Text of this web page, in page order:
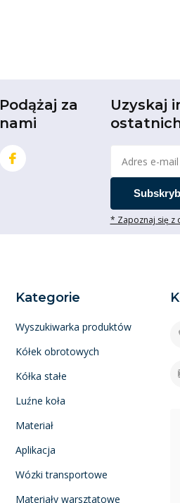
Podążaj za
nami
Uzyskaj
* Zapoznaj się z
Kategorie
Wyszukiwarka produktów
Kółek obrotowych
Kółka stałe
Luźne koła
Materiał
Aplikacja
Wózki transportowe
Materiały warsztatowe